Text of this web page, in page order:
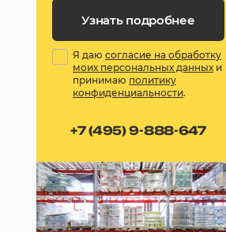
Узнать подробнее
Я даю согласие на обработку
моих персональных данных и
принимаю политику
конфиденциальности.
+7 (495) 9-888-647